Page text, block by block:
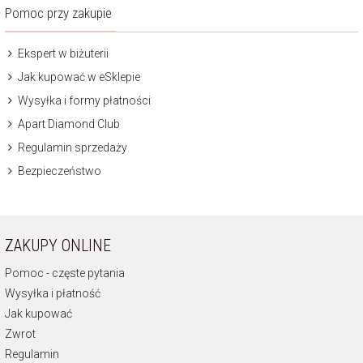
Pomoc przy zakupie
Ekspert w biżuterii
Jak kupować w eSklepie
Wysyłka i formy płatności
Apart Diamond Club
Regulamin sprzedaży
Bezpieczeństwo
ZAKUPY ONLINE
Pomoc - częste pytania
Wysyłka i płatność
Jak kupować
Zwrot
Regulamin